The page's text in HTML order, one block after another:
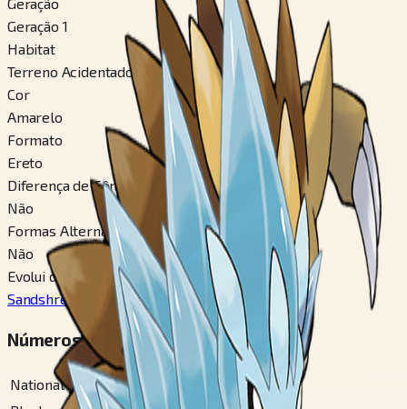
Geração 1
Habitat
Terreno Acidentado
Cor
Amarelo
Formato
Ereto
Diferença de Gênero
Não
Formas Alternáveis
Não
Evolui de
Sandshrew
Números em Pokédex Regionais
National #28